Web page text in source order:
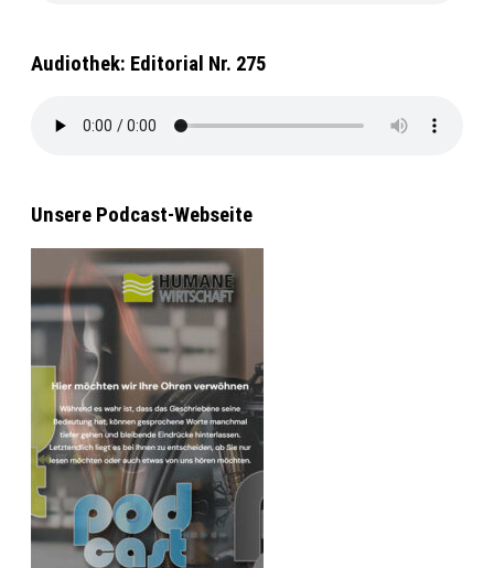
Audiothek: Editorial Nr. 275
Unsere Podcast-Webseite